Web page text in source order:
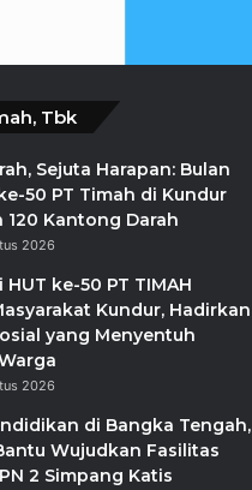
Tbk
Sejuta Harapan: Bulan
50 PT Timah di Kundur
120 Kantong Darah
2026
ke-50 PT TIMAH
Kundur, Hadirkan
yang Menyentuh
2026
di Bangka Tengah,
Wujudkan Fasilitas
2 Simpang Katis